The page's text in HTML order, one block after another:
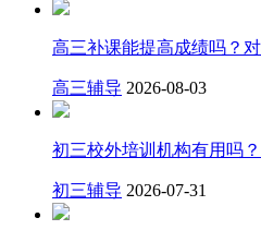
高三补课能提高成绩吗？
高三辅导 2026-08-03
初三校外培训机构有用吗
初三辅导 2026-07-31